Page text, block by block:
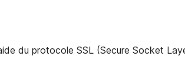
du protocole SSL (Secure Socket